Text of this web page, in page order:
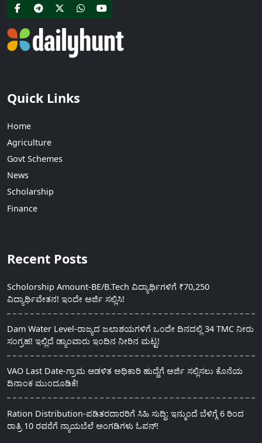
Quick Links
Home
Agriculture
Govt Schemes
News
Scholarship
Finance
Recent Posts
Scholorship Amount-BE/B.Tech ವಿದ್ಯಾರ್ಥಿಗಳಿಗೆ ₹70,250
ವಿದ್ಯಾರ್ಥಿವೇತನ! ಇಂದೇ ಅರ್ಜಿ ಸಲ್ಲಿಸಿ!
Dam Water Level-ರಾಜ್ಯದ ಜಲಾಶಯಗಳಿಗೆ ಒಂದೇ ದಿನದಲ್ಲಿ 34 TMC ನೀರು
ಸಂಗ್ರಹ! ಇಲ್ಲಿದೆ ಡ್ಯಾಂವಾರು ಇಂದಿನ ನೀರಿನ ಮಟ್ಟ!
VAO Last Date-ಗ್ರಾಮ ಆಡಳಿತ ಅಧಿಕಾರಿ ಹುದ್ದೆಗೆ ಅರ್ಜಿ ಸಲ್ಲಿಸಲು ಕೊನೆಯ
ದಿನಾಂಕ ಮುಂದೂಡಿಕೆ!
Ration Distribution-ಪಡಿತರದಾರರಿಗೆ ಸಿಹಿ ಸುದ್ದಿ: ಇನ್ಮುಂದೆ ಬೆಳಿಗ್ಗೆ 6 ರಿಂದ
ರಾತ್ರಿ 10 ರವರೆಗೆ ನ್ಯಾಯಬೆಲೆ ಅಂಗಡಿಗಳು ಓಪನ್!